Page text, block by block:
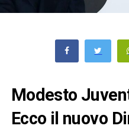
Modesto
Ecco il nuovo